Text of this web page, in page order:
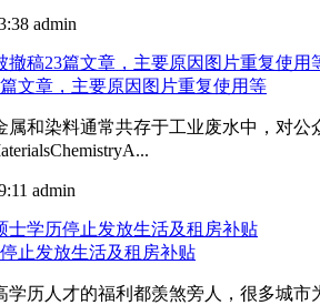
admin
文章，主要原因图片重复使用等
属和染料通常共存于工业废水中，对
admin
止发放生活及租房补贴
学历人才的福利都羡煞旁人，很多城